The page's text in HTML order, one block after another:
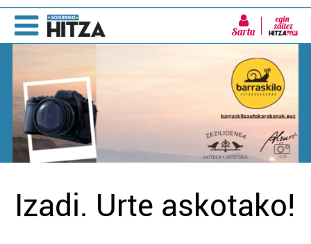
Sartu
Izadi. Urte askotako!